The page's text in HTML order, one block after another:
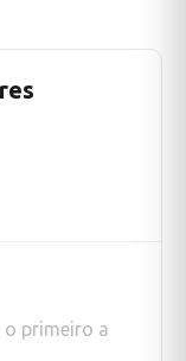
o primeiro a